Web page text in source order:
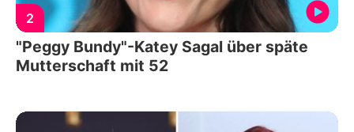
2
"Peggy Bundy"-Katey Sagal über späte
Mutterschaft mit 52